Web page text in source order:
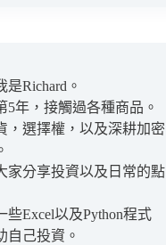
是Richard。
5年，接觸過各種商品。
，選擇權，以及深耕加密
家分享投資以及日常的點
些Excel以及Python程式
自己投資。